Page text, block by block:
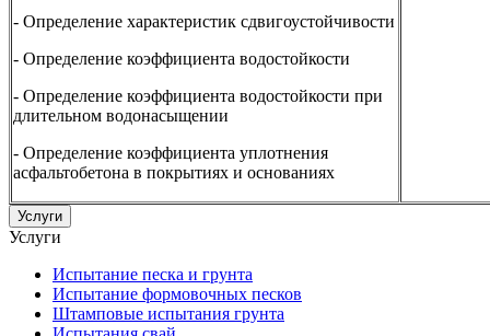
- Определение характеристик сдвигоустойчивости
- Определение коэффициента водостойкости
- Определение коэффициента водостойкости при
длительном водонасыщении
- Определение коэффициента уплотнения
асфальтобетона в покрытиях и основаниях
Услуги
Услуги
Испытание песка и грунта
Испытание формовочных песков
Штамповые испытания грунта